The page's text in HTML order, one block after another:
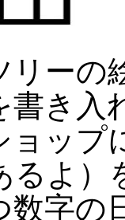
リーの
書き入
ョッ
るよ）
数字の